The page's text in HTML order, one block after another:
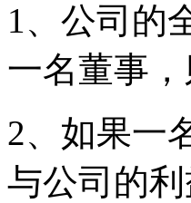
1、公司的
一名董事
2、如果一
与公司的